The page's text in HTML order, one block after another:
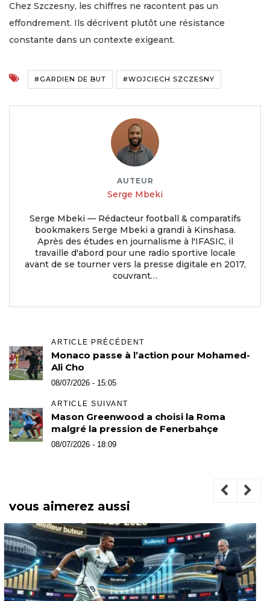
Chez Szczesny, les chiffres ne racontent pas un
effondrement. Ils décrivent plutôt une résistance
constante dans un contexte exigeant.
#GARDIEN DE BUT #WOJCIECH SZCZESNY
AUTEUR
Serge Mbeki
Serge Mbeki — Rédacteur football & comparatifs
bookmakers Serge Mbeki a grandi à Kinshasa.
Après des études en journalisme à l'IFASIC, il
travaille d'abord pour une radio sportive locale
avant de se tourner vers la presse digitale en 2017,
couvrant…
ARTICLE PRÉCÉDENT
Monaco passe à l’action pour Mohamed-
Ali Cho
08/07/2026 - 15:05
ARTICLE SUIVANT
Mason Greenwood a choisi la Roma
malgré la pression de Fenerbahçe
08/07/2026 - 18:09
vous aimerez aussi